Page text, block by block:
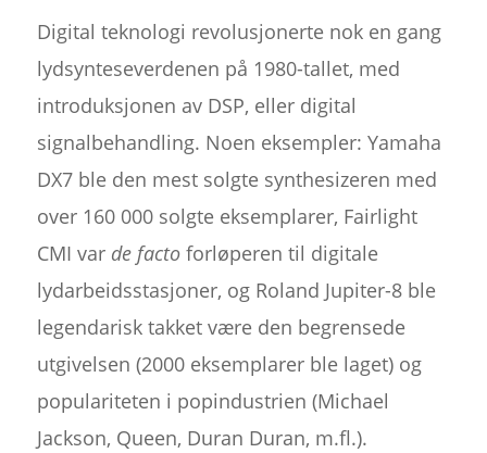
Digital teknologi revolusjonerte nok en gang
lydsynteseverdenen på 1980-tallet, med
introduksjonen av DSP, eller digital
signalbehandling. Noen eksempler: Yamaha
DX7 ble den mest solgte synthesizeren med
over 160 000 solgte eksemplarer, Fairlight
CMI var de factoforløperen til digitale
lydarbeidsstasjoner, og Roland Jupiter-8 ble
legendarisk takket være den begrensede
utgivelsen (2000 eksemplarer ble laget) og
populariteten i popindustrien (Michael
Jackson, Queen, Duran Duran, m.fl.).